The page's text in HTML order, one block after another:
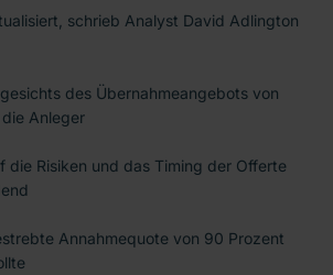
schrieb Analyst David Adlington
des Übernahmeangebots von
Anleger
die Risiken und das Timing der Offerte
Annahmequote von 90 Prozent